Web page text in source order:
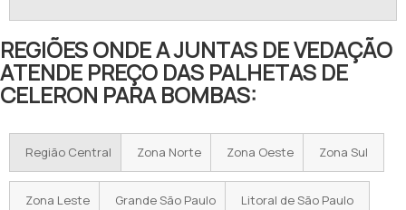
REGIÕES ONDE A JUNTAS DE VEDAÇÃO
ATENDE PREÇO DAS PALHETAS DE
CELERON PARA BOMBAS:
Região Central Zona Norte Zona Oeste Zona Sul
Zona Leste Grande São Paulo Litoral de São Paulo